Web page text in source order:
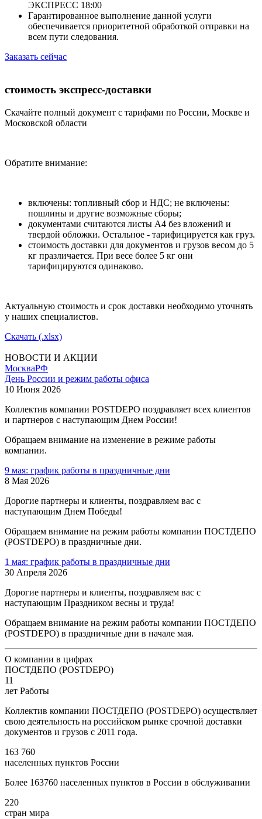
ЭКСПРЕСС 18:00
Гарантированное выполнение данной услуги
обеспечивается приоритетной обработкой отправки на
всем пути следования.
Заказать сейчас
стоимость экспресс-доставки
Скачайте полный документ с тарифами по России, Москве и
Московской области
Обратите внимание:
включены: топливный сбор и НДС; не включены:
пошлины и другие возможные сборы;
документами считаются листы А4 без вложений и
твердой обложки. Остальное - тарифицируется как груз.
стоимость доставки для документов и грузов весом до 5
кг празличается. При весе более 5 кг они
тарифицируются одинаково.
Актуальную стоимость и срок доставки необходимо уточнять
у наших специалистов.
Скачать (.xlsx)
НОВОСТИ И АКЦИИ
МоскваРФ
День России и режим работы офиса
10 Июня 2026
Коллектив компании POSTDEPO поздравляет всех клиентов
и партнеров с наступающим Днем России!
Обращаем внимание на изменение в режиме работы
компании.
9 мая: график работы в праздничные дни
8 Мая 2026
Дорогие партнеры и клиенты, поздравляем вас с
наступающим Днем Победы!
Обращаем внимание на режим работы компании ПОСТДЕПО
(POSTDEPO) в праздничные дни.
1 мая: график работы в праздничные дни
30 Апреля 2026
Дорогие партнеры и клиенты, поздравляем вас с
наступающим Праздником весны и труда!
Обращаем внимание на режим работы компании ПОСТДЕПО
(POSTDEPO) в праздничные дни в начале мая.
О компании в цифрах
ПОСТДЕПО (POSTDEPO)
11
лет Работы
Коллектив компании ПОСТДЕПО (POSTDEPO) осуществляет
свою деятельность на российском рынке срочной доставки
документов и грузов с 2011 года.
163 760
населенных пунктов России
Более 163760 населенных пунктов в России в обслуживании
220
стран мира